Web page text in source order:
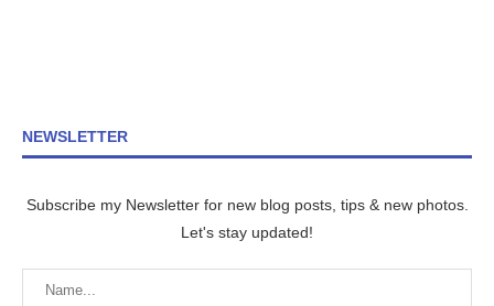
NEWSLETTER
Subscribe my Newsletter for new blog posts, tips & new photos.
Let's stay updated!